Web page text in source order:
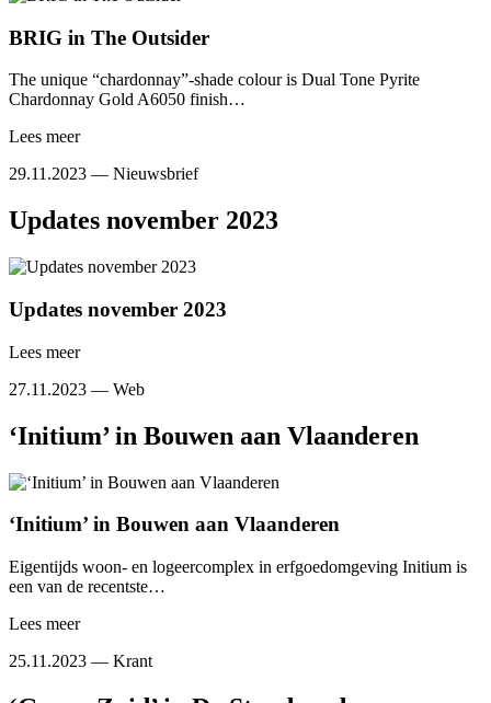
BRIG in The Outsider
The unique “chardonnay”-shade colour is Dual Tone Pyrite
Chardonnay Gold A6050 finish…
Lees meer
29.11.2023 — Nieuwsbrief
Updates november 2023
Updates november 2023
Lees meer
27.11.2023 — Web
‘Initium’ in Bouwen aan Vlaanderen
‘Initium’ in Bouwen aan Vlaanderen
Eigentijds woon- en logeercomplex in erfgoedomgeving Initium is
een van de recentste…
Lees meer
25.11.2023 — Krant